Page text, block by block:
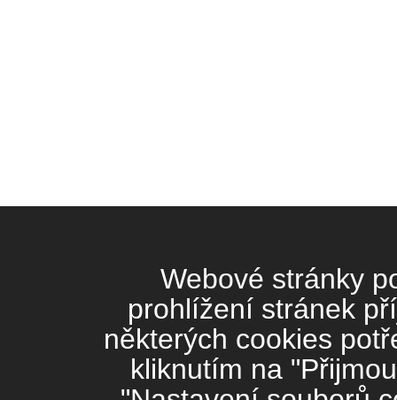
Webové stránky
prohlížení stránek
některých cookies
kliknutím na